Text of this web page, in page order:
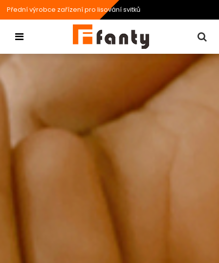
Přední výrobce zařízení pro lisování svitků